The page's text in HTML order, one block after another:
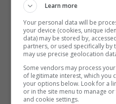
Per ottenere questo
necessariolavorare
capelli bagnati ma
L’ideale sarà
dopo averli tamponati
asciugamani.
Learn more
Your personal data will be
your device (cookies, unique
data) may be stored by,
partners, or used specifically by
may use precise geolocation
Some vendors may process
of legitimate interest, which you
your options below. Look for a
or in the site menu to manage
and cookie settings.